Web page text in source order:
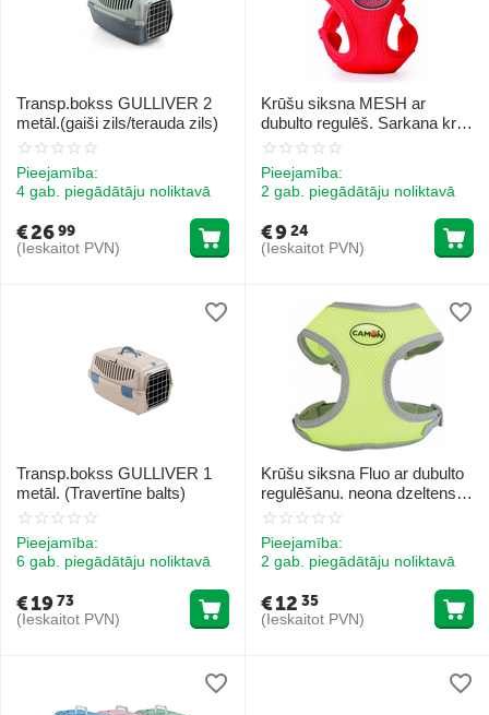
Transp.bokss GULLIVER 2
metāl.(gaiši zils/terauda zils)
Pieejamība:
4 gab. piegādātāju noliktavā
€2699
(Ieskaitot PVN)
Krūšu siksna MESH ar
dubulto regulēš. Sarkana kr.
XS
Pieejamība:
2 gab. piegādātāju noliktavā
€924
(Ieskaitot PVN)
Transp.bokss GULLIVER 1
metāl. (Travertīnе balts)
Pieejamība:
6 gab. piegādātāju noliktavā
€1973
(Ieskaitot PVN)
Krūšu siksna Fluo ar dubulto
regulēšanu. neona dzeltens
(kakls 35,krūtis 40-52) MD
Pieejamība:
2 gab. piegādātāju noliktavā
€12 35
(Ieskaitot PVN)